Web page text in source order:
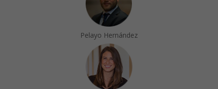
Pelayo Hernández